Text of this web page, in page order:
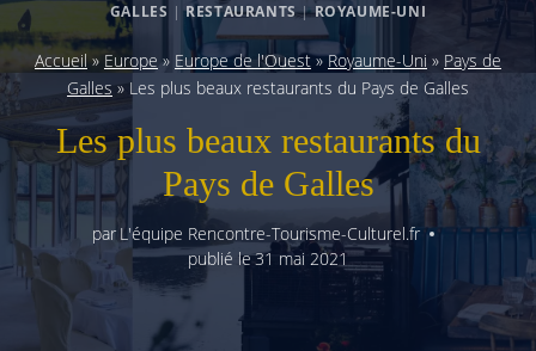
GALLES |RESTAURANTS|ROYAUME-UNI
Accueil»Europe » Europe de l'Ouest»Royaume-Uni » Pays de
Galles » Les plus beaux restaurants du Pays de Galles
Les plus beaux restaurants du
Pays de Galles
par L'équipe Rencontre-Tourisme-Culturel.fr
publié le31 mai 2021